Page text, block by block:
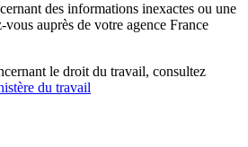
des informations inexactes ou une
vous auprès de votre agence France
le droit du travail, consultez
du travail